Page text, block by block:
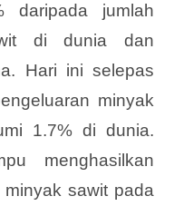
daripada jumlah
di dunia dan
Hari ini selepas
minyak
1.7% di dunia.
menghasilkan
sawit pada